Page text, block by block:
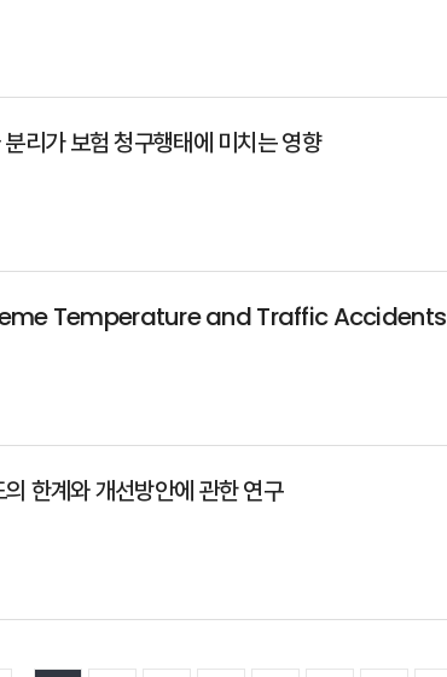
리가 보험 청구행태에 미치는 영향
Temperature and Traffic Accidents
한계와 개선방안에 관한 연구